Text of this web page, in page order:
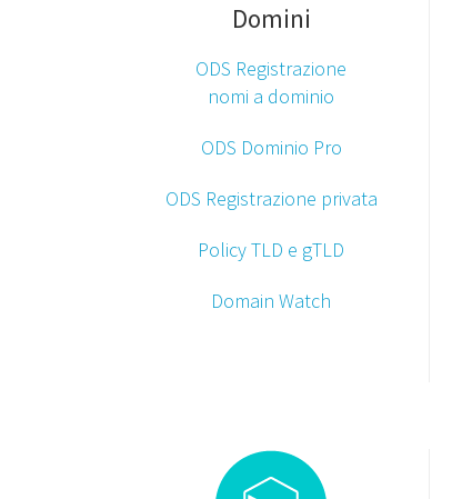
Domini
ODS Registrazione
nomi a dominio
ODS Dominio Pro
ODS Registrazione privata
Policy TLD e gTLD
Domain Watch